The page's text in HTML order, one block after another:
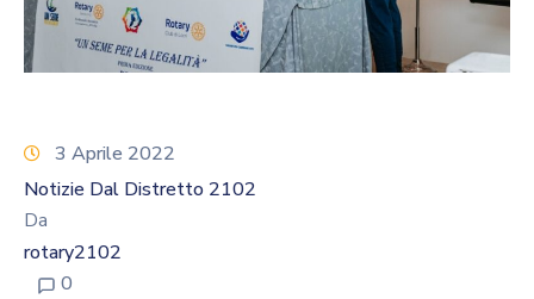
Notizie
Calendario
Documenti
3 Aprile 2022
Notizie Dal Distretto 2102
Da
rotary2102
0